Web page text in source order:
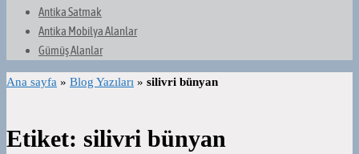
Antika Satmak
Antika Mobilya Alanlar
Gümüş Alanlar
Ana sayfa » Blog Yazıları » silivri bünyan
Etiket: silivri bünyan